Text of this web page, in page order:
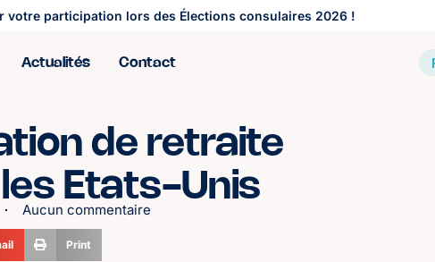
votre participation lors des Élections consulaires 2026 !
Actualités Contact
de retraite
Etats-Unis
Aucun commentaire
Print